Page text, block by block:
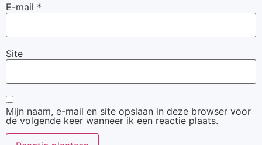
E-mail *
Site
Mijn naam, e-mail en site opslaan in deze browser voor
de volgende keer wanneer ik een reactie plaats.